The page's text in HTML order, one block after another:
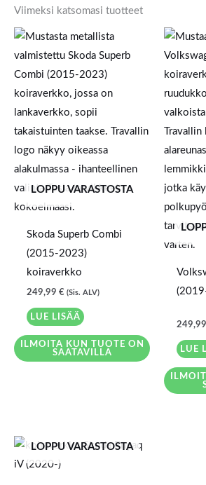
Viimeksi katsomasi tuotteet
LOPPU VARASTOSTA
Skoda Superb Combi
(2015-2023)
koiraverkko
249,99 € (Sis. ALV)
LUE LISÄÄ
ILMOITA KUN TUOTE ON
SAATAVILLA
249,99
LUE
LOPPU VARASTOSTA